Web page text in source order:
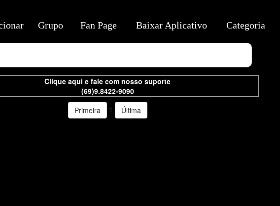
Clique aqui e fale com nosso suporte
(69)9.8422-9090
Primeira
1 Última
Grupo Fan Page Baixar Aplicativo Categoria